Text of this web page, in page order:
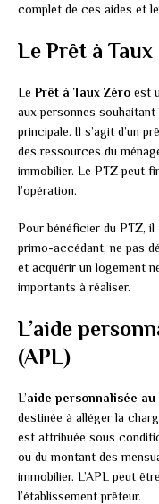
complet de ces aides et
Le Prêt à
LePrêt à Taux Zéro est
aux personnes
principale. Il s’agit d’un
des ressources du
immobilier. Le PTZ peut
l’opération.
Pour bénéficier du PTZ,
primo-accédant, ne pas
et acquérir un logement
importants à réaliser.
L’aide
(APL)
L’aide personnalisée
destinée à alléger la
est attribuée sous
ou du montant des
immobilier. L’APL peut
l’établissement prêteur.